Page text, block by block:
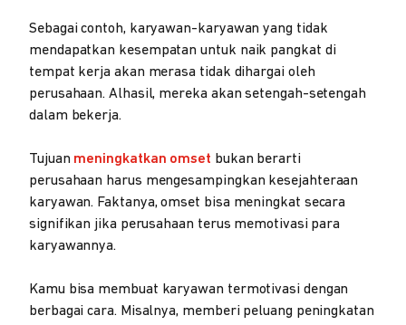
Sebagai contoh, karyawan-karyawan yang tidak
mendapatkan kesempatan untuk naik pangkat di
tempat kerja akan merasa tidak dihargai oleh
perusahaan. Alhasil, mereka akan setengah-setengah
dalam bekerja.
Tujuan meningkatkan omset bukan berarti
perusahaan harus mengesampingkan kesejahteraan
karyawan. Faktanya, omset bisa meningkat secara
signifikan jika perusahaan terus memotivasi para
karyawannya.
Kamu bisa membuat karyawan termotivasi dengan
berbagai cara. Misalnya, memberi peluang peningkatan